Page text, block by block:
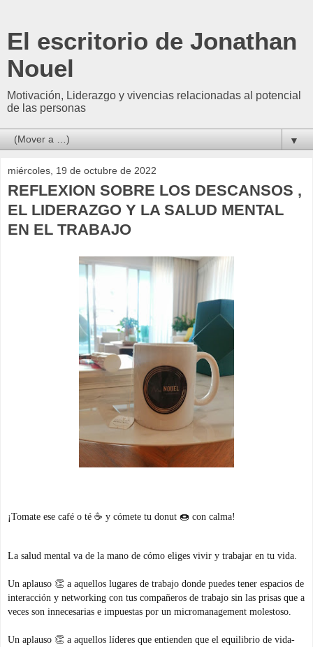
El escritorio de Jonathan
Nouel
Motivación, Liderazgo y vivencias relacionadas al potencial
de las personas
▼
miércoles, 19 de octubre de 2022
REFLEXION SOBRE LOS DESCANSOS ,
EL LIDERAZGO Y LA SALUD MENTAL
EN EL TRABAJO
¡Tomate ese café o té ☕️ y cómete tu donut 🍩 con calma!
La salud mental va de la mano de cómo eliges vivir y trabajar en tu vida.
Un aplauso 👏 a aquellos lugares de trabajo donde puedes tener espacios de
interacción y networking con tus compañeros de trabajo sin las prisas que a
veces son innecesarias e impuestas por un micromanagement molestoso.
Un aplauso 👏 a aquellos líderes que entienden que el equilibrio de vida-